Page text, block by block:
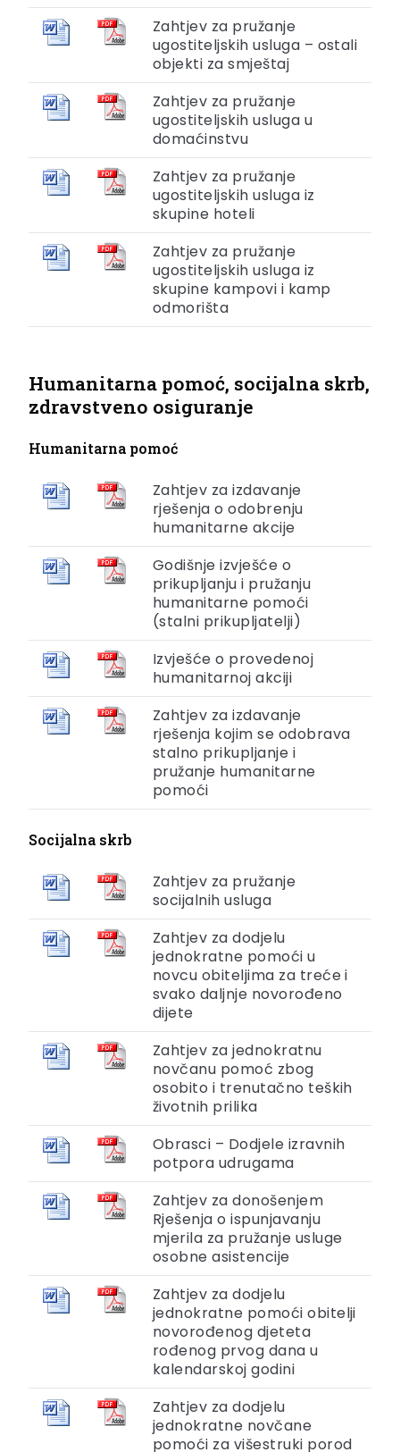
Zahtjev za pružanje
ugostiteljskih usluga – ostali
objekti za smještaj
Zahtjev za pružanje
ugostiteljskih usluga u
domaćinstvu
Zahtjev za pružanje
ugostiteljskih usluga iz
skupine hoteli
Zahtjev za pružanje
ugostiteljskih usluga iz
skupine kampovi i kamp
odmorišta
Humanitarna pomoć, socijalna skrb,
zdravstveno osiguranje
Humanitarna pomoć
Zahtjev za izdavanje
rješenja o odobrenju
humanitarne akcije
Godišnje izvješće o
prikupljanju i pružanju
humanitarne pomoći
(stalni prikupljatelji)
Izvješće o provedenoj
humanitarnoj akciji
Zahtjev za izdavanje
rješenja kojim se odobrava
stalno prikupljanje i
pružanje humanitarne
pomoći
Socijalna skrb
Zahtjev za pružanje
socijalnih usluga
Zahtjev za dodjelu
jednokratne pomoći u
novcu obiteljima za treće i
svako daljnje novorođeno
dijete
Zahtjev za jednokratnu
novčanu pomoć zbog
osobito i trenutačno teških
životnih prilika
Obrasci – Dodjele izravnih
potpora udrugama
Zahtjev za donošenjem
Rješenja o ispunjavanju
mjerila za pružanje usluge
osobne asistencije
Zahtjev za dodjelu
jednokratne pomoći obitelji
novorođenog djeteta
rođenog prvog dana u
kalendarskoj godini
Zahtjev za dodjelu
jednokratne novčane
pomoći za višestruki porod